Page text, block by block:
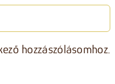
hozzászólásomhoz.